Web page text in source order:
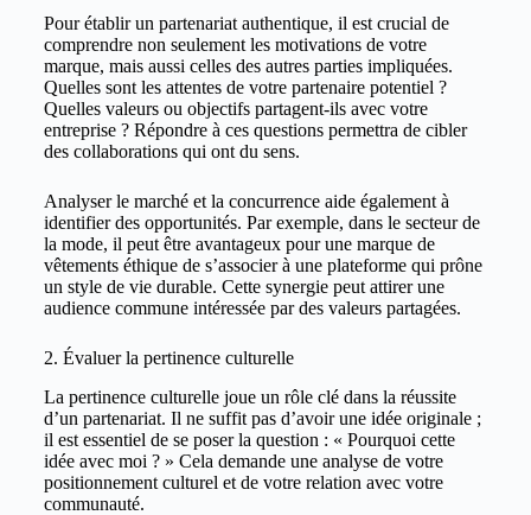
Pour établir un partenariat authentique, il est crucial de
comprendre non seulement les motivations de votre
marque, mais aussi celles des autres parties impliquées.
Quelles sont les attentes de votre partenaire potentiel ?
Quelles valeurs ou objectifs partagent-ils avec votre
entreprise ? Répondre à ces questions permettra de cibler
des collaborations qui ont du sens.
Analyser le marché et la concurrence aide également à
identifier des opportunités. Par exemple, dans le secteur de
la mode, il peut être avantageux pour une marque de
vêtements éthique de s’associer à une plateforme qui prône
un style de vie durable. Cette synergie peut attirer une
audience commune intéressée par des valeurs partagées.
2. Évaluer la pertinence culturelle
La pertinence culturelle joue un rôle clé dans la réussite
d’un partenariat. Il ne suffit pas d’avoir une idée originale ;
il est essentiel de se poser la question : « Pourquoi cette
idée avec moi ? » Cela demande une analyse de votre
positionnement culturel et de votre relation avec votre
communauté.